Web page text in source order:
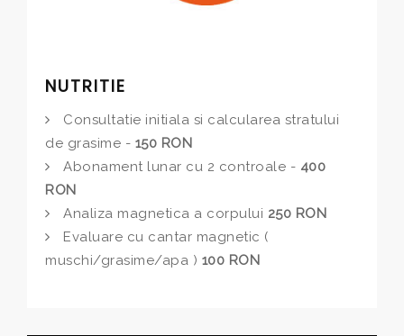
NUTRITIE
Consultatie initiala si calcularea stratului
de grasime - 150 RON
Abonament lunar cu 2 controale - 400
RON
Analiza magnetica a corpului 250 RON
Evaluare cu cantar magnetic (
muschi/grasime/apa ) 100 RON